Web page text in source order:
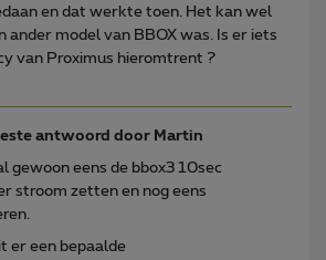
en dat werkte toen. Het kan wel
ander model van BBOX was. Is er iets
van Proximus hieromtrent ?
antwoord door Martin
gewoon eens de bbox3 10sec
stroom zetten en nog eens
er een bepaalde